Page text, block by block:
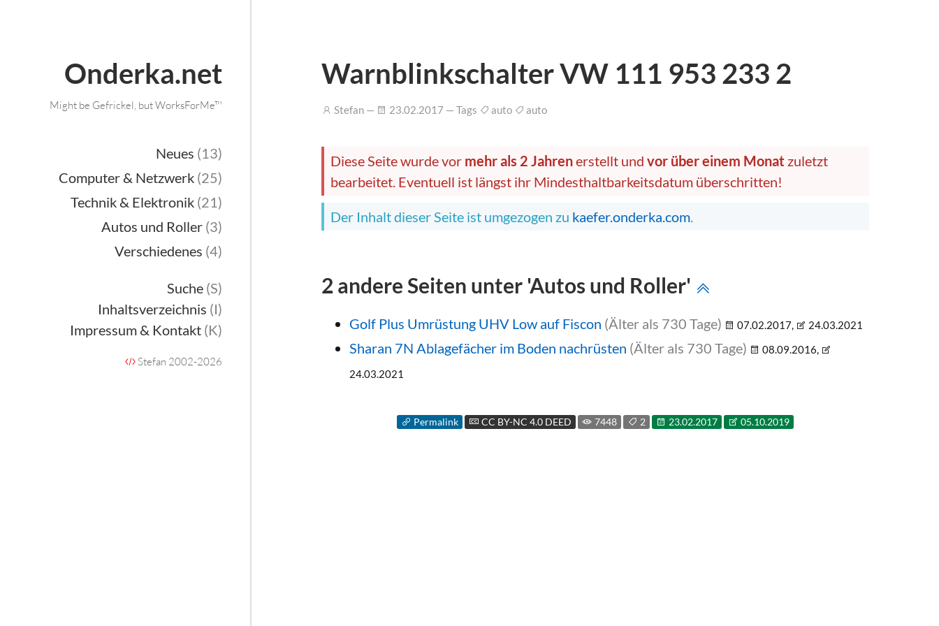
Onderka.net
Might be Gefrickel, but WorksForMe™
Neues (13)
Computer & Netzwerk (25)
Technik & Elektronik (21)
Autos und Roller (3)
Verschiedenes (4)
Suche (S)
Inhaltsverzeichnis (I)
Impressum & Kontakt (K)
Stefan 2002-2026
Warnblinkschalter VW 111 953 233 2
Stefan — 23.02.2017 — Tags auto auto
Diese Seite wurde vor mehr als 2 Jahrenerstellt und vor über einem Monat zuletzt
bearbeitet. Eventuell ist längst ihr Mindesthaltbarkeitsdatum überschritten!
Der Inhalt dieser Seite ist umgezogen zu kaefer.onderka.com.
2 andere Seiten unter 'Autos und Roller'
Golf Plus Umrüstung UHV Low auf Fiscon (Älter als 730 Tage) 07.02.2017, 24.03.2021
Sharan 7N Ablagefächer im Boden nachrüsten (Älter als 730 Tage)
08.09.2016,
24.03.2021
Permalink CC BY-NC 4.0 DEED 7448 2 23.02.2017 05.10.2019